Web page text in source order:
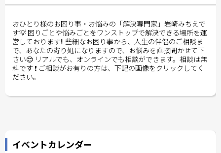
おひとり様のお困り事・お悩みの「解決専門家」岩崎みちえで
す💡 困りごとや悩みごとをワンストップで解決できる場所を運
営しております!! 些細なお困り事から、人生の伴侶のご相談ま
で、あなたの寄り処になりますので、お悩みを直接聞かせて下
さい😊 リアルでも、オンラインでも相談ができます。相談は無
料です ❗️ ご相談がお有りの方は、下記の画像をクリックしてく
ださい。
イベントカレンダー